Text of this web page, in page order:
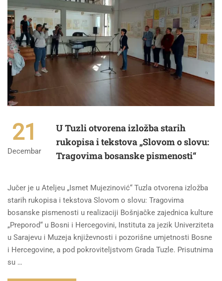
21
Decembar
U Tuzli otvorena izložba starih
rukopisa i tekstova „Slovom o slovu:
Tragovima bosanske pismenosti“
Jučer je u Ateljeu „Ismet Mujezinović“ Tuzla otvorena izložba
starih rukopisa i tekstova Slovom o slovu: Tragovima
bosanske pismenosti u realizaciji Bošnjačke zajednica kulture
„Preporod“ u Bosni i Hercegovini, Instituta za jezik Univerziteta
u Sarajevu i Muzeja književnosti i pozorišne umjetnosti Bosne
i Hercegovine, a pod pokroviteljstvom Grada Tuzle. Prisutnima
su …